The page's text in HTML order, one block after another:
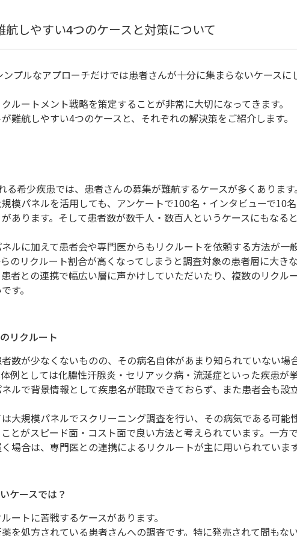
航しやすい4つのケースと対策について
プルなアプローチだけでは患者さんが十分に集まらないケースに
ルートメント戦略を策定することが非常に大切になってきます。
難航しやすい4つのケースと、それぞれの解決策をご紹介します。
る希少疾患では、患者さんの募集が難航するケースが多くあります。
模パネルを活用しても、アンケートで100名・インタビューで10
あります。そして患者数が数千人・数百人というケースにもなる
ルに加えて患者会や専門医からもリクルートを依頼する方法が一
のリクルート割合が高くなってしまうと調査対象の患者層に大き
者との連携で幅広い層に声かけしていただいたり、複数のリクル
す。
リクルート
数が少なくないものの、その病名自体があまり知られていない場
例としては化膿性汗腺炎・セリアック病・流涎症といった疾患が挙
ルで背景情報として疾患名が聴取できておらず、また患者会も設
大規模パネルでスクリーニング調査を行い、その病気である可能
とがスピード面・コスト面で良い方法と考えられています。一方
場合は、専門医との連携によるリクルートが主に用いられています
ケースでは？
ートに苦戦するケースがあります。
を処方されている患者さんへの調査です。特に発売されて間もな